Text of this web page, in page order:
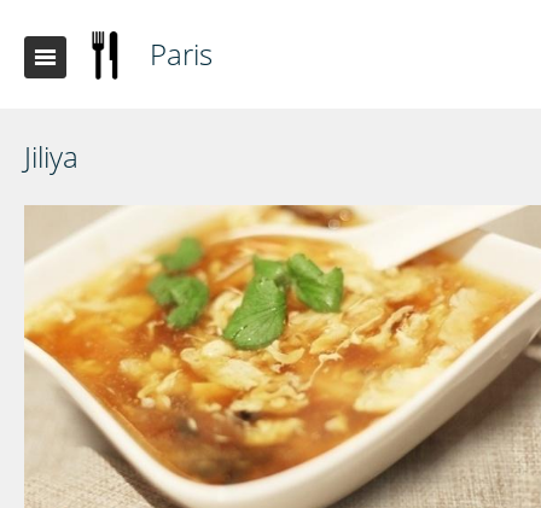
Paris
Jiliya